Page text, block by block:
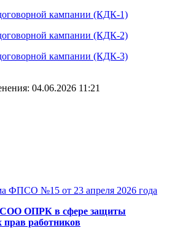
кампании (КДК-1)
кампании (КДК-2)
кампании (КДК-3)
04.06.2026 11:21
ФПСО №15 от 23 апреля 2026 года
СОО ОПРК в сфере защиты
прав работников